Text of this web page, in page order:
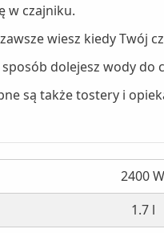
w czajniku.
wiesz kiedy Twój
dolejesz wody do
są także tostery i
2400 W
1.7 l